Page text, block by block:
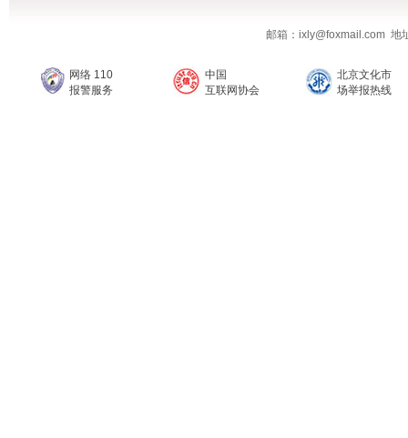
邮箱：ixly@foxmail.com 地
网络 110
报警服务
中国
互联网协会
北京文化市
场举报热线